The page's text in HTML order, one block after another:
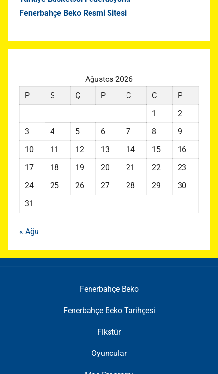
Fenerbahçe Beko Resmi Sitesi
Ağustos 2026
P
S Ç P C C
P
1
2
3
4 5 6 7 8
9
10
11 12 13 14 15
16
17
18 19 20 21 22
23
24
25 26 27 28 29
30
31
« Ağu
Fenerbahçe Beko
Fenerbahçe Beko Tarihçesi
Fikstür
Oyuncular